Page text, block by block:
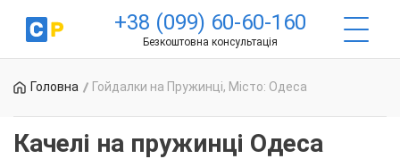
+38 (099) 60-60-160
Безкоштовна консультація
Головна Гойдалки на Пружинці, Місто: Одеса
Качелі на пружинці Одеса